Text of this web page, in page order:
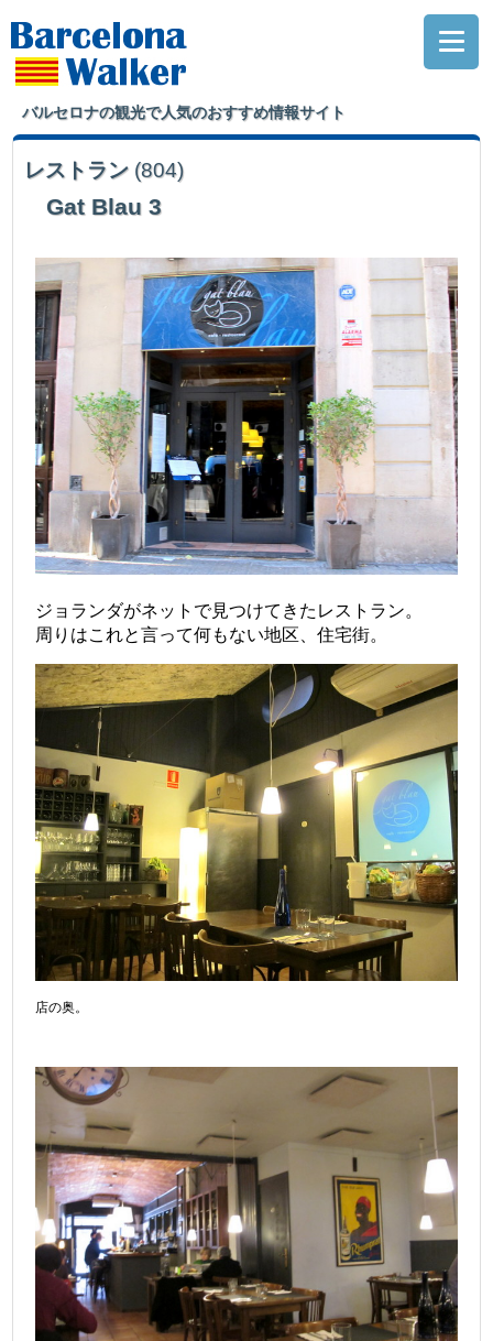
バルセロナの観光で人気のおすすめ情報サイト
レストラン (804)
Gat Blau 3
ジョランダがネットで見つけてきたレストラン。
周りはこれと言って何もない地区、住宅街。
店の奥。